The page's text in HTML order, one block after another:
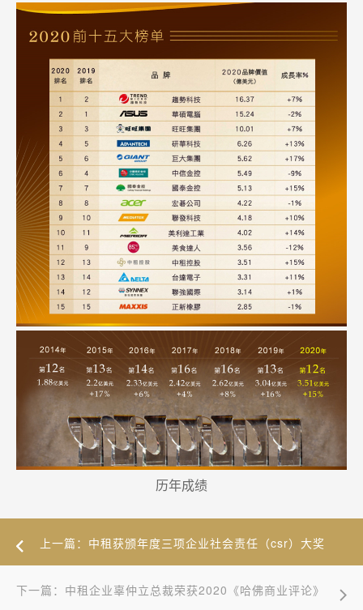
历年成绩
上一篇：中租获颁年度三项企业社会责任（csr）大奖
下一篇：中租企业辜仲立总裁荣获2020《哈佛商业评论》